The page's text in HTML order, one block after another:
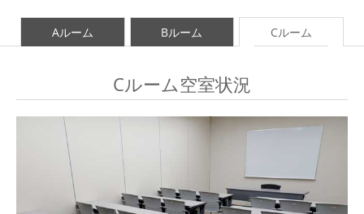
Aルーム Bルーム Cルーム
Cルーム空室状況